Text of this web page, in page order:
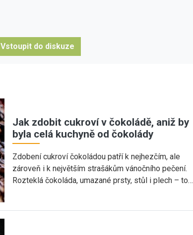
Vstoupit do diskuze
Jak zdobit cukroví v čokoládě, aniž by
byla celá kuchyně od čokolády
Zdobení cukroví čokoládou patří k nejhezčím, ale
zároveň i k největším strašákům vánočního pečení.
Rozteklá čokoláda, umazané prsty, stůl i plech – to…